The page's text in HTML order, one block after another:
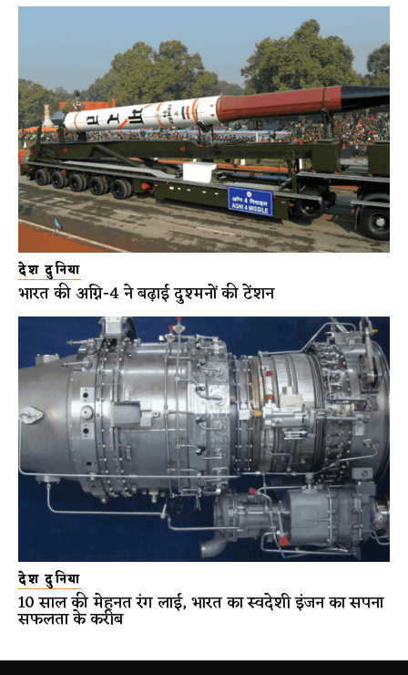
देश दुनिया
भारत की अग्नि-4 ने बढ़ाई दुश्मनों की टेंशन
देश दुनिया
10 साल की मेहनत रंग लाई, भारत का स्वदेशी इंजन का सपना
सफलता के करीब